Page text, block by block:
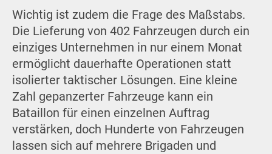
Wichtig ist zudem die Frage des Maßstabs.
Die Lieferung von 402 Fahrzeugen durch ein
einziges Unternehmen in nur einem Monat
ermöglicht dauerhafte Operationen statt
isolierter taktischer Lösungen. Eine kleine
Zahl gepanzerter Fahrzeuge kann ein
Bataillon für einen einzelnen Auftrag
verstärken, doch Hunderte von Fahrzeugen
lassen sich auf mehrere Brigaden und